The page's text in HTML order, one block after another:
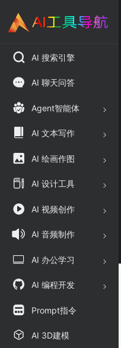
AI 搜索引擎
AI 聊天问答
Agent智能体
AI 文本写作
AI 绘画作图
AI 设计工具
AI 视频创作
AI 音频制作
AI 办公学习
AI 编程开发
Prompt指令
AI 3D建模